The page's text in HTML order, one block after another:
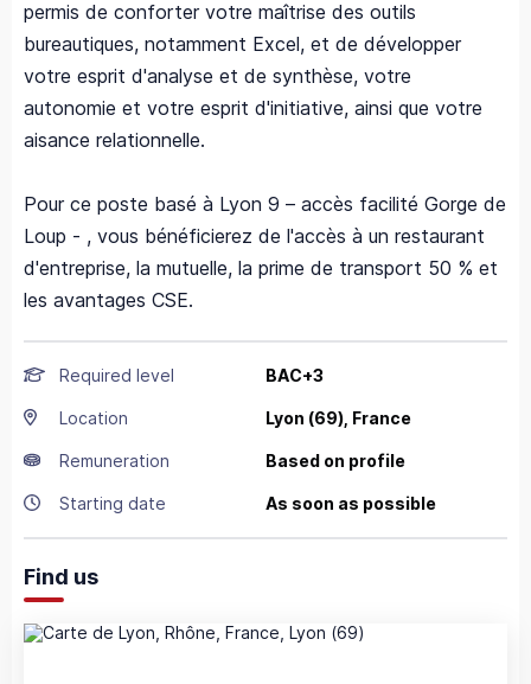
permis de conforter votre maîtrise des outils
bureautiques, notamment Excel, et de développer
votre esprit d'analyse et de synthèse, votre
autonomie et votre esprit d'initiative, ainsi que votre
aisance relationnelle.
Pour ce poste basé à Lyon 9 – accès facilité Gorge de
Loup - , vous bénéficierez de l'accès à un restaurant
d'entreprise, la mutuelle, la prime de transport 50 % et
les avantages CSE.
Required level BAC+3
Location Lyon (69), France
Remuneration Based on profile
Starting date As soon as possible
Find us